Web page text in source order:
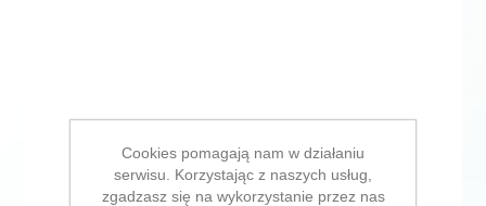
Cookies pomagają nam w działaniu
serwisu. Korzystając z naszych usług,
zgadzasz się na wykorzystanie przez nas